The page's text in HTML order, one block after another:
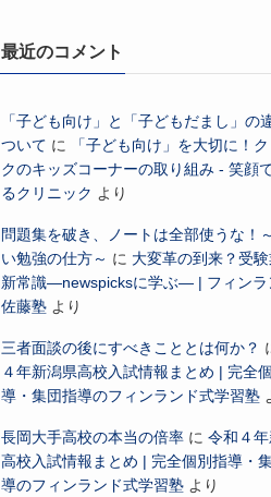
最近のコメント
「子ども向け」と「子どもだまし」の
ついて に
「子ども向け」を大切に！
クのキッズコーナーの取り組み - 笑顔
るクリニック より
問題集を破き、ノートは全部使うな！
い勉強の仕方～ に 大変革の到来？受
新常識―newspicksに学ぶ― | フィンラ
佐藤塾 より
三者面談の後にすべきこととは何か？
４年新潟県高校入試情報まとめ | 完全
導・集団指導のフィンランド式学習塾
長岡大手高校の本当の倍率 に 令和４
高校入試情報まとめ | 完全個別指導・
導のフィンランド式学習塾 より